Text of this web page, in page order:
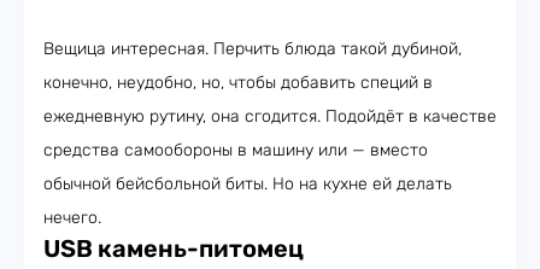
Вещица интересная. Перчить блюда такой дубиной,
конечно, неудобно, но, чтобы добавить специй в
ежедневную рутину, она сгодится. Подойдёт в качестве
средства самообороны в машину или — вместо
обычной бейсбольной биты. Но на кухне ей делать
нечего.
USB камень-питомец